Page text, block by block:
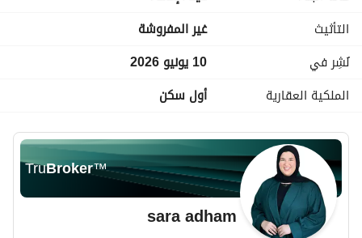
عرض معلومات الاتصال + واتساب
التأثيث
غير المفروشة
نُشِر في
10 يونيو 2026
الملكية العقارية
أول سكن
TruBroker™
sara adham